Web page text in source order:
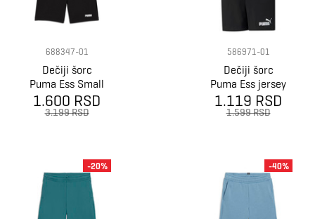
688347-01
Dečiji šorc
Puma Ess Small
Logo Shorts Tr
B
1.600 RSD
3.199 RSD
586971-01
Dečiji šorc
Puma Ess jersey
shorts b
1.119 RSD
1.599 RSD
-20% -40%